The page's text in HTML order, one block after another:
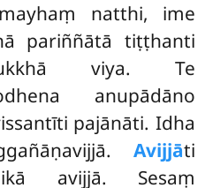
natthi, ime
pariññātā tiṭṭhanti
viya. Te
anupādāno
pajānāti. Idha
Avijjāti
avijjā. Sesaṃ